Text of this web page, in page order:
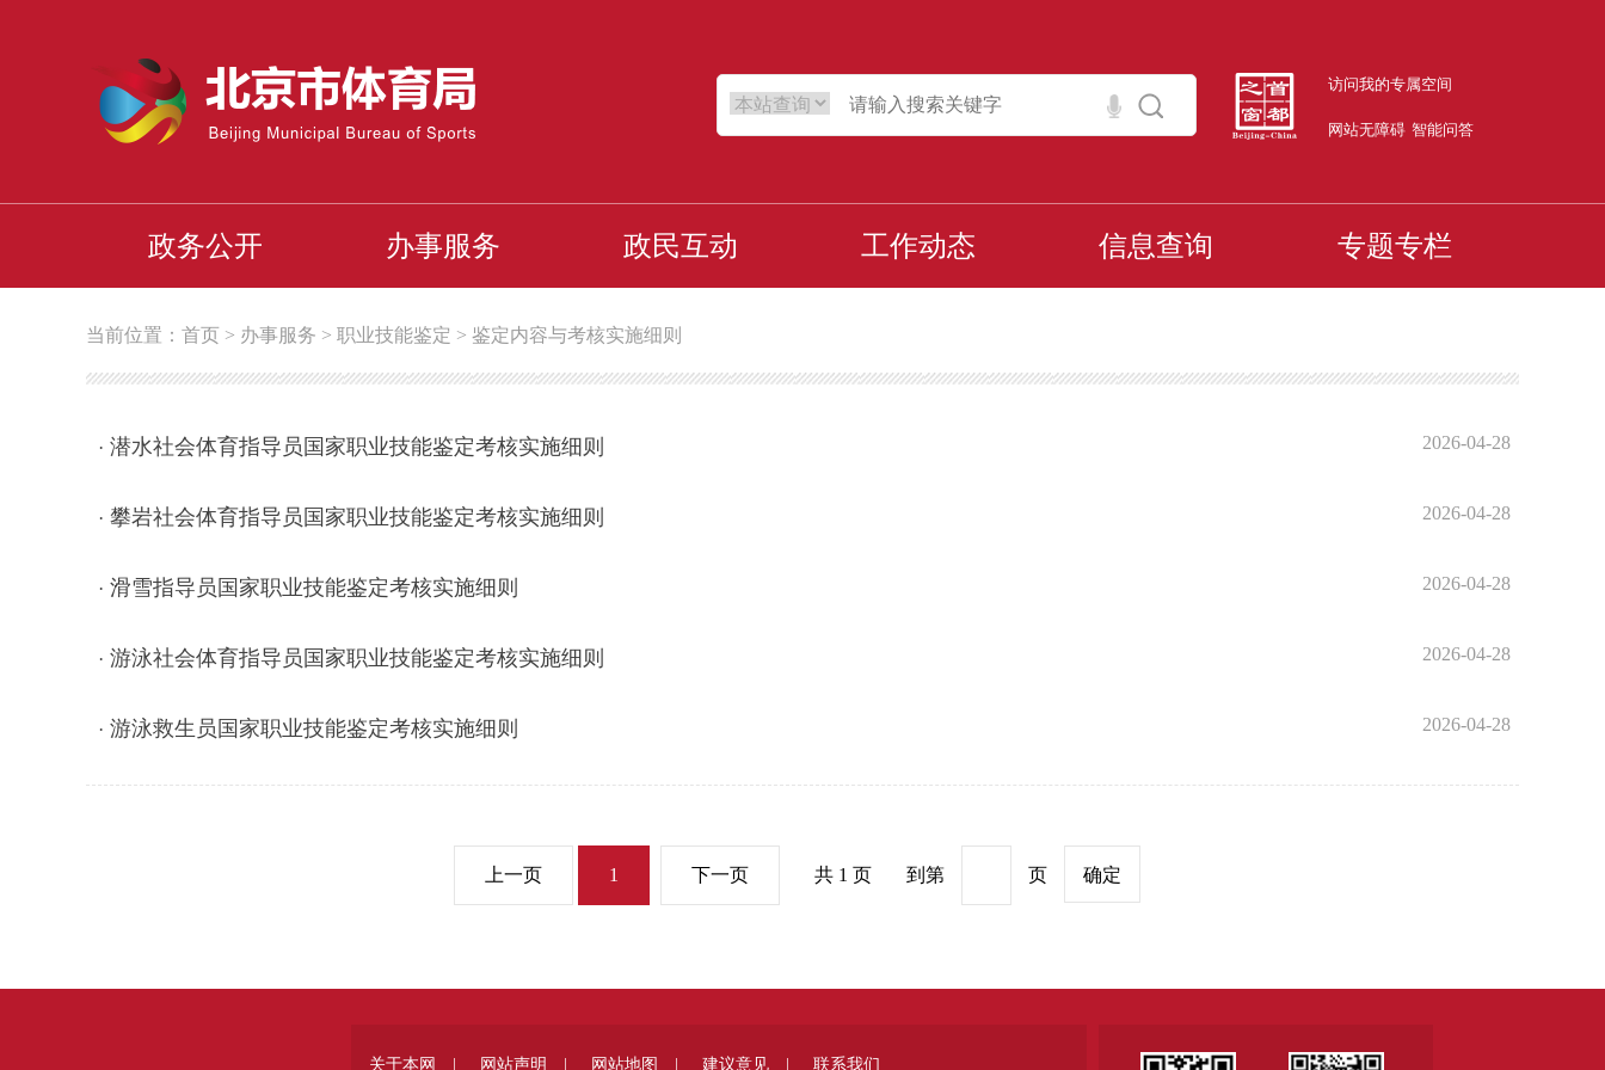
访问我的专属空间
网站无障碍 智能问答
政务公开 办事服务 政民互动 工作动态 信息查询 专题专栏
当前位置： 首页 > 办事服务 > 职业技能鉴定 > 鉴定内容与考核实施细则
· 潜水社会体育指导员国家职业技能鉴定考核实施细则 2026-04-28
· 攀岩社会体育指导员国家职业技能鉴定考核实施细则 2026-04-28
· 滑雪指导员国家职业技能鉴定考核实施细则 2026-04-28
· 游泳社会体育指导员国家职业技能鉴定考核实施细则 2026-04-28
· 游泳救生员国家职业技能鉴定考核实施细则 2026-04-28
上一页 1 下一页 共 1 页 到第 页
关于本网 | 网站声明 | 网站地图 | 建议意见 | 联系我们